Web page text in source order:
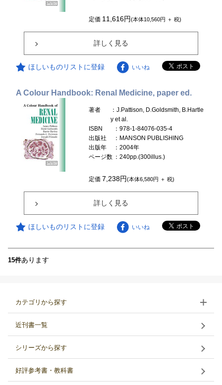
定価 11,616円(本体10,560円 ＋ 税)
詳しく見る
ほしいものリストに登録 いいね
A Colour Handbook: Renal Medicine, paper ed.
著者
：J.Pattison, D.Goldsmith, B.Hartle
y et al.
ISBN
：978-1-84076-035-4
出版社
：MANSON PUBLISHING
出版年
：2004年
ページ数 ：240pp.(300illus.)
定価 7,238円(本体6,580円 ＋ 税)
詳しく見る
ほしいものリストに登録 いいね
15件あります
カテゴリから探す
近刊書一覧
シリーズから探す
好評参考書・教科書